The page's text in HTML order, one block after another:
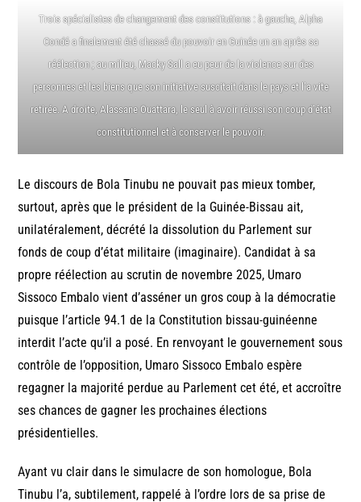
Trois spécialistes de changement des constitutions : à gauche, Alpha
Condé a finalement été chassé du pouvoir en Guinée un an après sa
réélection ; au milieu, Macky Sall a eu peur de la violence sur des
personnes et les biens que son initiative suscitait dans le pays et l’a vite
retirée. A droite, Alassane Ouattara, le seul à avoir réussi son coup d’état
constitutionnel et à conserver le pouvoir.
Le discours de Bola Tinubu ne pouvait pas mieux tomber,
surtout, après que le président de la Guinée-Bissau ait,
unilatéralement, décrété la dissolution du Parlement sur
fonds de coup d’état militaire (imaginaire). Candidat à sa
propre réélection au scrutin de novembre 2025, Umaro
Sissoco Embalo vient d’asséner un gros coup à la démocratie
puisque l’article 94.1 de la Constitution bissau-guinéenne
interdit l’acte qu’il a posé. En renvoyant le gouvernement sous
contrôle de l’opposition, Umaro Sissoco Embalo espère
regagner la majorité perdue au Parlement cet été, et accroître
ses chances de gagner les prochaines élections
présidentielles.
Ayant vu clair dans le simulacre de son homologue, Bola
Tinubu l’a, subtilement, rappelé à l’ordre lors de sa prise de